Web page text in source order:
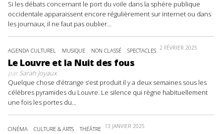
Si les débats concernant le port du voile dans la sphère publique
occidentale apparaissent encore régulièrement sur internet ou dans
les journaux, il ne faut pas oublier...
AGENDA CULTUREL MUSIQUE NON CLASSÉ SPECTACLES 2 FÉVRIER 2025
Le Louvre et la Nuit des fous
parSarah Joyaux
Quelque chose d’étrange s’est produit il y a deux semaines sous les
célèbres pyramides du Louvre. Le silence qui règne habituellement
une fois les portes du...
CINÉMA CULTURE & ARTS THÉÂTRE 13 JANVIER 2025